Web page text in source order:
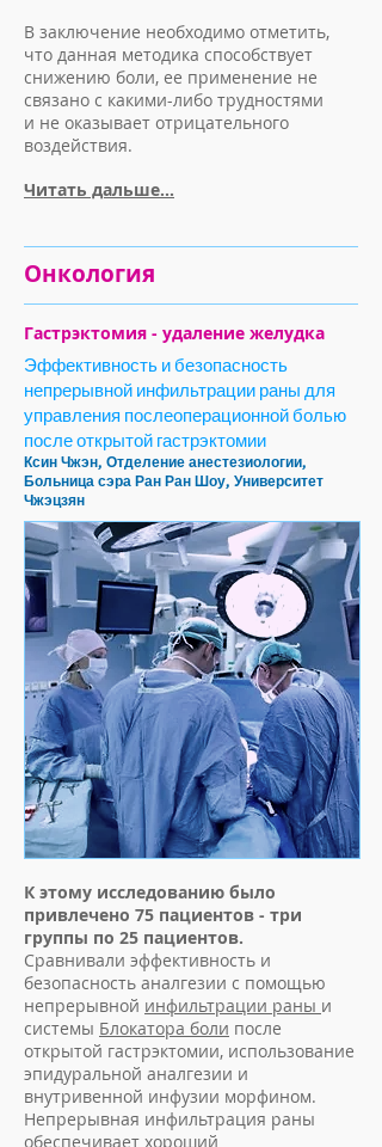
В заключение необходимо отметить,
что данная методика способствует
снижению боли, ее применение не
связано с какими-либо трудностями
и не оказывает отрицательного
воздействия.
Читать дальше...
Онкология
К этому исследованию было
привлечено 75 пациентов - три
группы по 25 пациентов.
Сравнивали эффективность и
безопасность аналгезии с помощью
непрерывной инфильтрации раны и
системы Блокатора боли после
открытой гастрэктомии, использование
эпидуральной аналгезии и
внутривенной инфузии морфином.
Непрерывная инфильтрация раны
обеспечивает хороший
Эффективность и безопасность
непрерывной инфильтрации раны для
управления послеоперационной болью
после открытой гастрэктомии
Ксин Чжэн, Отделение анестезиологии,
Больница сэра Ран Ран Шоу, Университет
Чжэцзян
Гастрэктомия - удаление желудка